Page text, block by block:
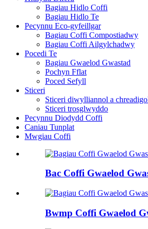
Bagiau Hidlo Coffi
Bagiau Hidlo Te
Pecynnu Eco-gyfeillgar
Bagiau Coffi Compostiadwy
Bagiau Coffi Ailgylchadwy
Pocedi Te
Bagiau Gwaelod Gwastad
Pochyn Fflat
Poced Sefyll
Sticeri
Sticeri diwylliannol a
Sticeri trosglwyddo
Pecynnu Diodydd Coffi
Caniau Tunplat
Mwgiau Coffi
Bac Coffi Gwaelod
Bwmp Coffi Gwaelod